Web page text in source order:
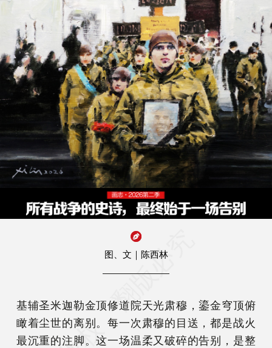
图、文｜陈西林
基辅圣米迦勒金顶修道院天光肃穆，鎏金穹顶俯
瞰着尘世的离别。每一次肃穆的目送，都是战火
最沉重的注脚。这一场温柔又破碎的告别，是整